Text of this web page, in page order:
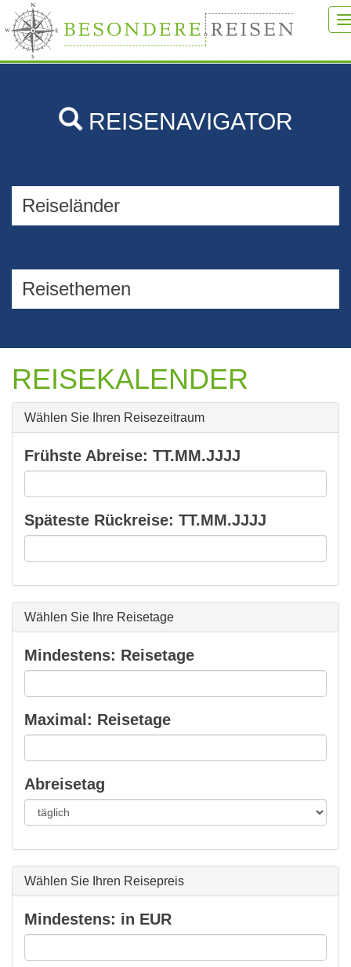
REISENAVIGATOR
REISEKALENDER
Wählen Sie Ihren Reisezeitraum
Frühste Abreise: TT.MM.JJJJ
Späteste Rückreise: TT.MM.JJJJ
Wählen Sie Ihre Reisetage
Mindestens: Reisetage
Maximal: Reisetage
Abreisetag
Wählen Sie Ihren Reisepreis
Mindestens: in EUR